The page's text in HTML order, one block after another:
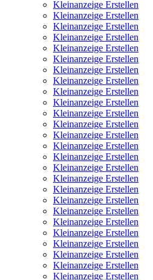
Kleinanzeige Erstellen
Kleinanzeige Erstellen
Kleinanzeige Erstellen
Kleinanzeige Erstellen
Kleinanzeige Erstellen
Kleinanzeige Erstellen
Kleinanzeige Erstellen
Kleinanzeige Erstellen
Kleinanzeige Erstellen
Kleinanzeige Erstellen
Kleinanzeige Erstellen
Kleinanzeige Erstellen
Kleinanzeige Erstellen
Kleinanzeige Erstellen
Kleinanzeige Erstellen
Kleinanzeige Erstellen
Kleinanzeige Erstellen
Kleinanzeige Erstellen
Kleinanzeige Erstellen
Kleinanzeige Erstellen
Kleinanzeige Erstellen
Kleinanzeige Erstellen
Kleinanzeige Erstellen
Kleinanzeige Erstellen
Kleinanzeige Erstellen
Kleinanzeige Erstellen